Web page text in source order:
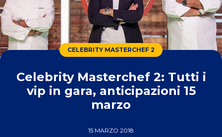
CELEBRITY MASTERCHEF 2
Celebrity Masterchef 2: Tutti i
vip in gara, anticipazioni 15
marzo
15 MARZO 2018